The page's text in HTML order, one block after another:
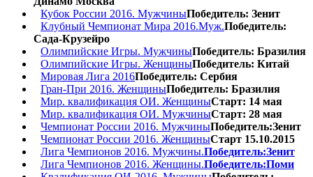
Кубок России 2016. МужчиныПобедитель: Зенит
Клубный Чемпионат Мира 2016.Муж.Победитель:
Сада-Крузейро
Олимпийские Игры. МужчиныПобедитель: Бразилия
Олимпийские Игры. ЖенщиныПобедитель: Китай
Мировая Лига 2016Победитель: Сербия
Гран-При 2016. ЖенщиныПобедитель: Бразилия
Мир. квалификация ОИ. ЖенщиныСтарт: 14 мая
Мир. квалификация ОИ. МужчиныСтарт: 28 мая
Чемпионат России 2016. МужчиныПобедитель:Зенит
Чемпионат России 2016. ЖенщиныСтарт 15.10.2015
Лига Чемпионов 2016. Мужчины.Победитель:Зенит
Лига Чемпионов 2016. Женщины.Победитель:Поми